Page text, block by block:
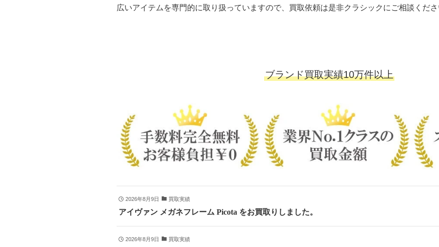
広いアイテムを専門的に取り扱っていますので、買取依頼は是非クラシックにご相談くだ
ブランド買取実績10万件以上
2026年8月9日 買取実績
アイヴァン メガネフレーム Picota をお買取りしました。
2026年8月9日 買取実績